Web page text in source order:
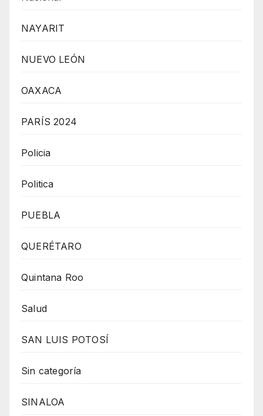
NAYARIT
NUEVO LEÓN
OAXACA
PARÍS 2024
Policia
Politica
PUEBLA
QUERÉTARO
Quintana Roo
Salud
SAN LUIS POTOSÍ
Sin categoría
SINALOA